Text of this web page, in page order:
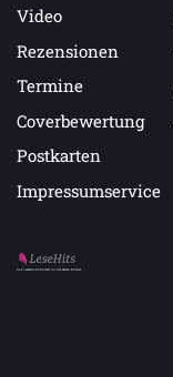
Video
Rezensionen
Termine
Coverbewertung
Postkarten
Impressumservice
Auf LeseHits.de findest Du die besten Bücher.